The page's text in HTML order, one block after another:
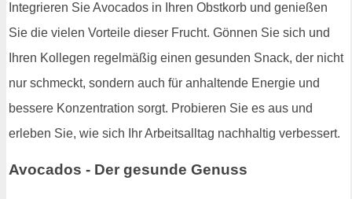
Integrieren Sie Avocados in Ihren Obstkorb und genießen
Sie die vielen Vorteile dieser Frucht. Gönnen Sie sich und
Ihren Kollegen regelmäßig einen gesunden Snack, der nicht
nur schmeckt, sondern auch für anhaltende Energie und
bessere Konzentration sorgt. Probieren Sie es aus und
erleben Sie, wie sich Ihr Arbeitsalltag nachhaltig verbessert.
Avocados - Der gesunde Genuss